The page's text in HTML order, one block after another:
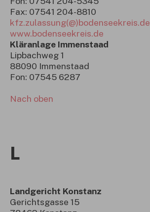
Fax: 07541 204-8810
kfz.zulassung(@)bodenseekreis.de
www.bodenseekreis.de
Kläranlage Immenstaad
Lipbachweg 1
88090 Immenstaad
Fon: 07545 6287
Nach oben
L
Landgericht Konstanz
Gerichtsgasse 15